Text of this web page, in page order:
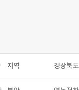
지역 경상북도